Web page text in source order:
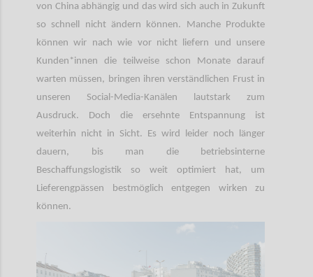
von China abhängig und das wird sich auch in Zukunft
so schnell nicht ändern können. Manche Produkte
können wir nach wie vor nicht liefern und unsere
Kunden*innen die teilweise schon Monate darauf
warten müssen, bringen ihren verständlichen Frust in
unseren Social-Media-Kanälen lautstark zum
Ausdruck. Doch die ersehnte Entspannung ist
weiterhin nicht in Sicht. Es wird leider noch länger
dauern, bis man die betriebsinterne
Beschaffungslogistik so weit optimiert hat, um
Lieferengpässen bestmöglich entgegen wirken zu
können.